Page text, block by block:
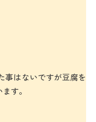
事はないですが豆腐を
す。